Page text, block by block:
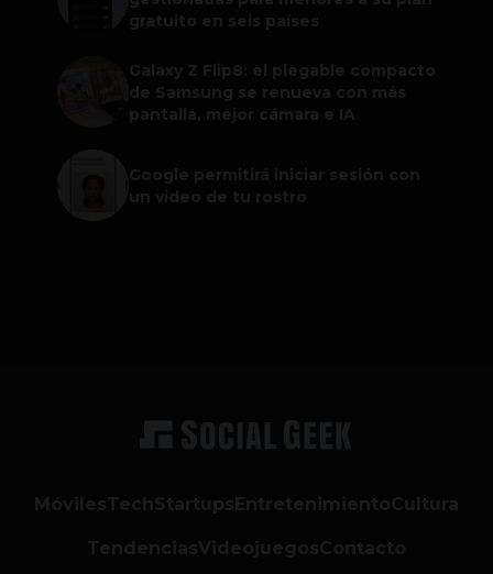
gratuito en seis países
Galaxy Z Flip8: el plegable compacto
de Samsung se renueva con más
pantalla, mejor cámara e IA
Google permitirá iniciar sesión con
un video de tu rostro